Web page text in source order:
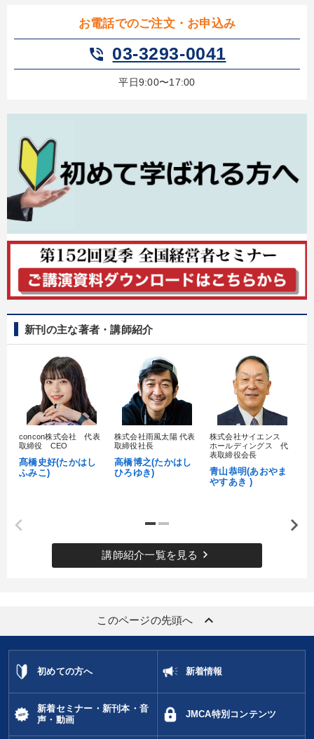
お電話でのご注文・お申込み
phone_in_talk 03-3293-0041
平日9:00〜17:00
新刊の主な著者・講師紹介
concon株式会社 代表
取締役 CEO
髙橋史好(たかはし
ふみこ)
株式会社雨風太陽 代表
取締役社長
高橋博之(たかはし
ひろゆき)
株式会社サイエンス
ホールディングス 代
表取締役会長
青山恭明(あおやま
やすあき )
講師紹介一覧を見る keyboard_arrow_right
このページの先頭へ keyboard_arrow_up
初めての方へ 新着情報
新着セミナー・新刊本・音
声・動画
JMCA特別コンテンツ